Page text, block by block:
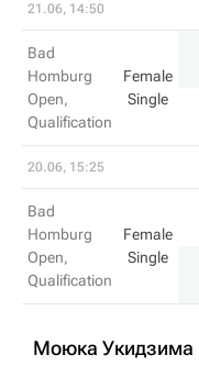
21.06, 14:50
Bad
Homburg
Open,
Qualification
Female
Single
20.06, 15:25
Bad
Homburg
Open,
Qualification
Female
Single
Моюка Укидзима